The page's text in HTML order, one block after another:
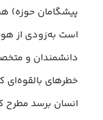
است به‌زودی از
دانشمندان و
خطر‌های
انسان برسد مطرح